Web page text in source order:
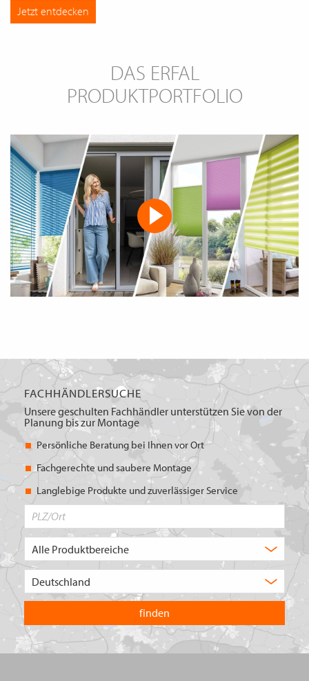
Jetzt entdecken
DAS ERFAL
PRODUKTPORTFOLIO
FACHHÄNDLERSUCHE
Unsere geschulten Fachhändler unterstützen Sie von der
Planung bis zur Montage
Persönliche Beratung bei Ihnen vor Ort
Fachgerechte und saubere Montage
Langlebige Produkte und zuverlässiger Service
in
welchem
Land
Sie
suchen